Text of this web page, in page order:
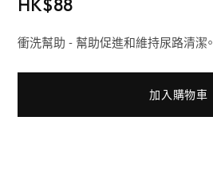
HK$88
衝洗幫助 - 幫助促進和維持尿路清潔。
加入購物車